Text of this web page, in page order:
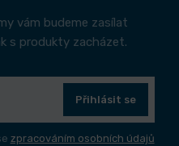
vám budeme zasílat
s produkty zacházet.
Přihlásit se
zpracováním osobních údajů